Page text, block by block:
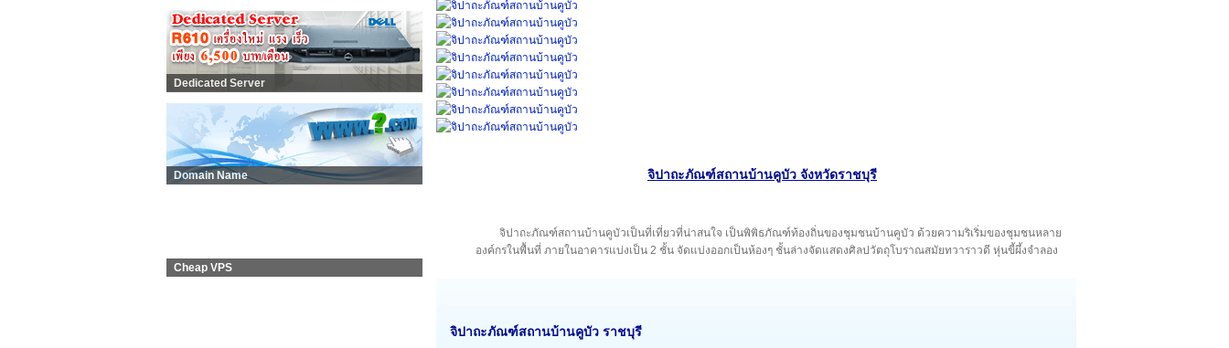
Dedicated Server
Domain Name
Cheap VPS
จิปาถะภัณฑ์สถานบ้านคูบัว จังหวัดราชบุรี
จิปาถะภัณฑ์สถานบ้านคูบัวเป็นที่เที่ยวที่น่าสนใจ เป็นพิพิธภัณฑ์ท้องถิ่นของชุมชนบ้านคูบัว ด้วยความริเริ่มของชุมชนหลาย
องค์กรในพื้นที่ ภายในอาคารแบ่งเป็น 2 ชั้น จัดแบ่งออกเป็นห้องๆ ชั้นล่างจัดแสดงศิลปวัตถุโบราณสมัยทวาราวดี หุ่นขี้ผึ้งจำลอง
จิปาถะภัณฑ์สถานบ้านคูบัว ราชบุรี